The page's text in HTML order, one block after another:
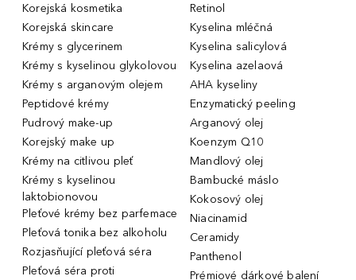
Korejská kosmetika
Korejská skincare
Krémy s glycerinem
Krémy s kyselinou glykolovou
Krémy s arganovým olejem
Peptidové krémy
Pudrový make-up
Korejský make up
Krémy na citlivou pleť
Krémy s kyselinou
laktobionovou
Pleťové krémy bez parfemace
Pleťová tonika bez alkoholu
Rozjasňující pleťová séra
Pleťová séra proti
Retinol
Kyselina mléčná
Kyselina salicylová
Kyselina azelaová
AHA kyseliny
Enzymatický peeling
Arganový olej
Koenzym Q10
Mandlový olej
Bambucké máslo
Kokosový olej
Niacinamid
Ceramidy
Panthenol
Prémiové dárkové balení